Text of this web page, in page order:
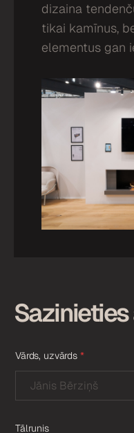
dizaina
tikai kamīnus,
elementus gan
Vārds, uzvārds *
Tālrunis